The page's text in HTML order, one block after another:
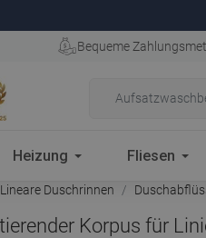
Bequeme
Heizung Fliesen
Lineare Duschrinnen
Korpus für